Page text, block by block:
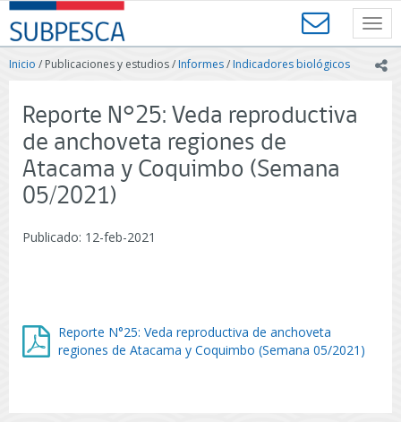
Contenido
principal
SUBPESCA
-
Subsecretaría
Acuicultura
-
Gobierno
de
Chile
Inicio / Publicaciones y estudios /Informes/Indicadores biológicos
Reporte N°25: Veda reproductiva
de anchoveta regiones de
Atacama y Coquimbo (Semana
05/2021)
Publicado: 12-feb-2021
Reporte N°25: Veda reproductiva de anchoveta
regiones de Atacama y Coquimbo (Semana 05/2021)